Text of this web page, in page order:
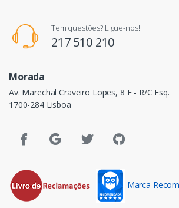
Tem questões? Ligue-nos!
217 510 210
Morada
Av. Marechal Craveiro Lopes, 8 E - R/C Esq.
1700-284 Lisboa
Marca